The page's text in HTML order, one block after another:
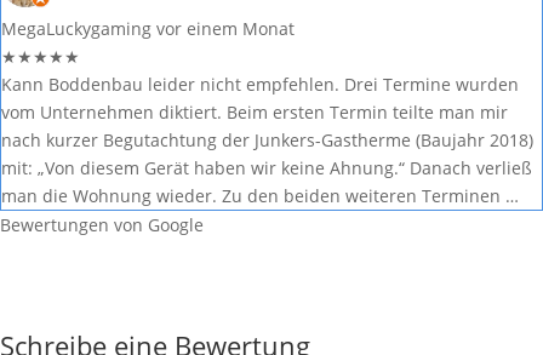
MegaLuckygaming vor einem Monat
★★★★★
Kann Boddenbau leider nicht empfehlen. Drei Termine wurden
vom Unternehmen diktiert. Beim ersten Termin teilte man mir
nach kurzer Begutachtung der Junkers-Gastherme (Baujahr 2018)
mit: „Von diesem Gerät haben wir keine Ahnung.“ Danach verließ
man die Wohnung wieder. Zu den beiden weiteren Terminen …
Bewertungen von Google
Schreibe eine Bewertung